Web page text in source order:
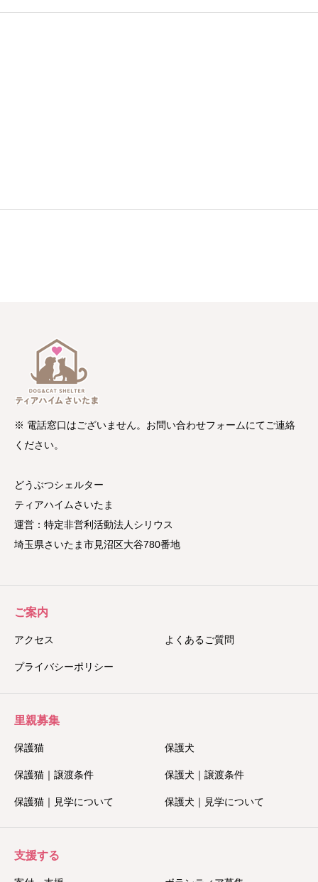
※ 電話窓口はございません。お問い合わせフォームにてご連絡
ください。
どうぶつシェルター
ティアハイムさいたま
運営：特定非営利活動法人シリウス
埼玉県さいたま市見沼区大谷780番地
ご案内
アクセス よくあるご質問
プライバシーポリシー
里親募集
保護猫 保護犬
保護猫｜譲渡条件 保護犬｜譲渡条件
保護猫｜見学について 保護犬｜見学について
支援する